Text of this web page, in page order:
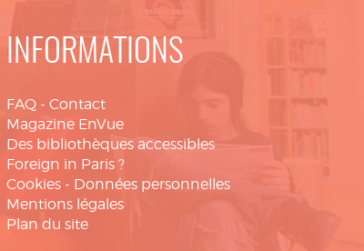
INFORMATIONS
FAQ - Contact
Magazine EnVue
Des bibliothèques accessibles
Foreign in Paris ?
Cookies - Données personnelles
Mentions légales
Plan du site